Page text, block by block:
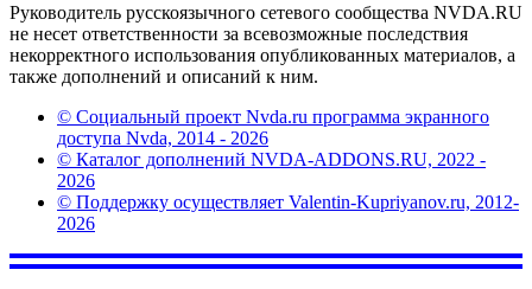
Руководитель русскоязычного сетевого сообщества NVDA.RU
не несет ответственности за всевозможные последствия
некорректного использования опубликованных материалов, а
также дополнений и описаний к ним.
© Социальный проект Nvda.ru программа экранного
доступа Nvda, 2014 - 2026
© Каталог дополнений NVDA-ADDONS.RU, 2022 -
2026
© Поддержку осуществляет Valentin-Kupriyanov.ru, 2012-
2026